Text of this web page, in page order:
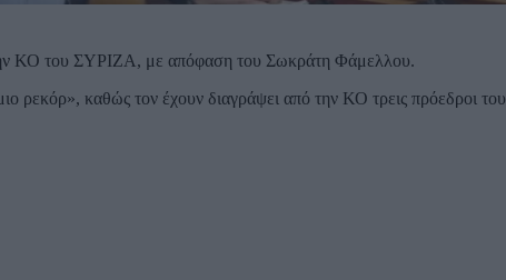
ΚΟ του ΣΥΡΙΖΑ, με απόφαση του Σωκράτη Φάμελλου.
ρεκόρ», καθώς τον έχουν διαγράψει από την ΚΟ τρεις πρόεδροι του